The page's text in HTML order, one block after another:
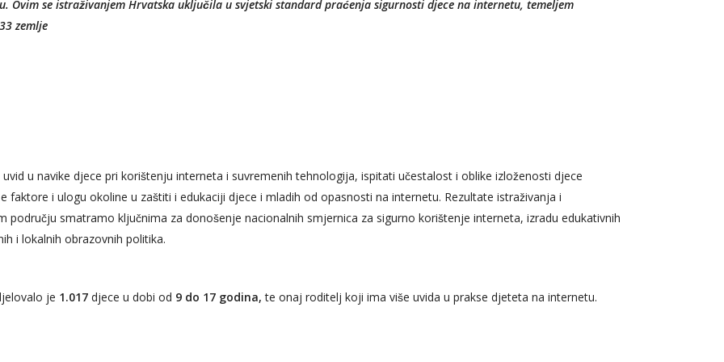
Ovim se istraživanjem Hrvatska uključila u svjetski standard praćenja sigurnosti djece na internetu, temeljem
zemlje
u navike djece pri korištenju interneta i suvremenih tehnologija, ispitati učestalost i oblike izloženosti djece
faktore i ulogu okoline u zaštiti i edukaciji djece i mladih od opasnosti na internetu. Rezultate istraživanja i
području smatramo ključnima za donošenje nacionalnih smjernica za sigurno korištenje interneta, izradu edukativnih
i lokalnih obrazovnih politika.
je 1.017 djece u dobi od 9 do 17 godina, te onaj roditelj koji ima više uvida u prakse djeteta na internetu.